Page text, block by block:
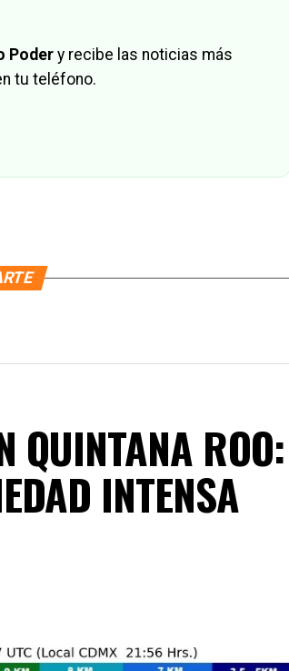
Podery recibe las noticias más
tu teléfono.
QUINTANA ROO:
INTENSA